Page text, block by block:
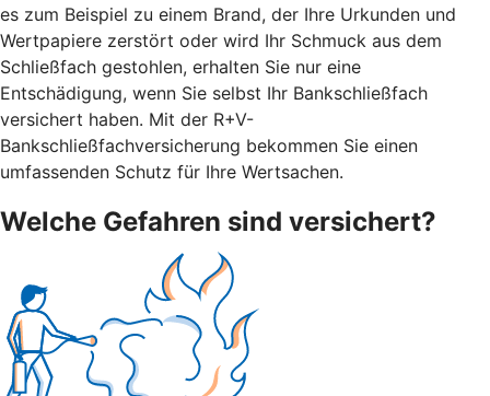
es zum Beispiel zu einem Brand, der Ihre Urkunden und
Wertpapiere zerstört oder wird Ihr Schmuck aus dem
Schließfach gestohlen, erhalten Sie nur eine
Entschädigung, wenn Sie selbst Ihr Bankschließfach
versichert haben. Mit der R+V-
Bankschließfachversicherung bekommen Sie einen
umfassenden Schutz für Ihre Wertsachen.
Welche Gefahren sind versichert?